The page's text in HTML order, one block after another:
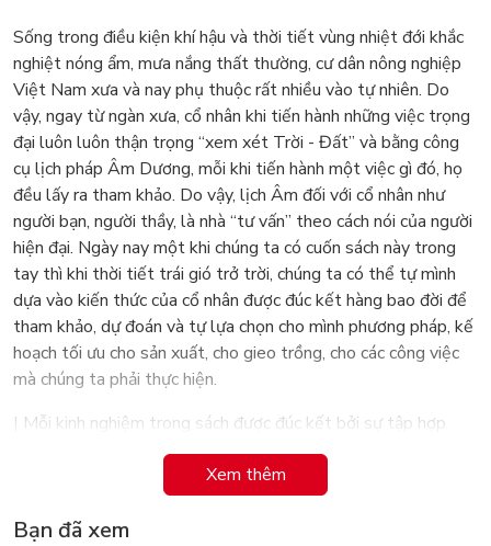
Sống trong điều kiện khí hậu và thời tiết vùng nhiệt đới khắc
nghiệt nóng ẩm, mưa nắng thất thường, cư dân nông nghiệp
Việt Nam xưa và nay phụ thuộc rất nhiều vào tự nhiên. Do
vậy, ngay từ ngàn xưa, cổ nhân khi tiến hành những việc trọng
đại luôn luôn thận trọng “xem xét Trời - Đất” và bằng công
cụ lịch pháp Âm Dương, mỗi khi tiến hành một việc gì đó, họ
đều lấy ra tham khảo. Do vậy, lịch Âm đối với cổ nhân như
người bạn, người thầy, là nhà “tư vấn” theo cách nói của người
hiện đại. Ngày nay một khi chúng ta có cuốn sách này trong
tay thì khi thời tiết trái gió trở trời, chúng ta có thể tự mình
dựa vào kiến thức của cổ nhân được đúc kết hàng bao đời để
tham khảo, dự đoán và tự lựa chọn cho mình phương pháp, kế
hoạch tối ưu cho sản xuất, cho gieo trồng, cho các công việc
mà chúng ta phải thực hiện.
| Mỗi kinh nghiệm trong sách được đúc kết bởi sự tập hợp
biết bao trí tuệ, công sức, nghị lực, thời gian của tiên nhân. Đó
là tài liệu tham khảo đáng quý mà tiền nhân đã để lại cho thế
hệ sau, còn hiện tại là việc vận dụng theo cách riêng của hậu
thế. Bởi lẽ ngày nay, khí hậu và môi trường chịu nhiều yếu tố
Xem thêm
Bạn đã xem